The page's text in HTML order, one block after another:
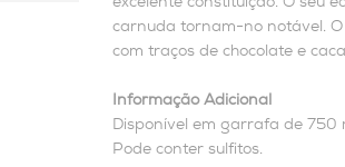
carnuda tornam-no notável.
com traços de chocolate e
Informação Adicional
Disponível em garrafa de 750
Pode conter sulfitos.